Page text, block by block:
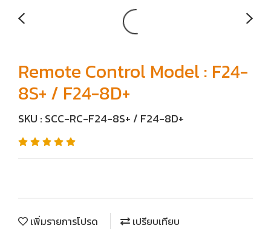
Remote Control Model : F24-
8S+ / F24-8D+
SKU : SCC-RC-F24-8S+ / F24-8D+
เพิ่มรายการโปรด เปรียบเทียบ